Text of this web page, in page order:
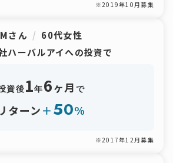
※2019年10月募集
Mさん / 60代女性
ハーバルアイへの投資で
資後1年6ヶ月 で
ターン＋50%
※2017年12月募集